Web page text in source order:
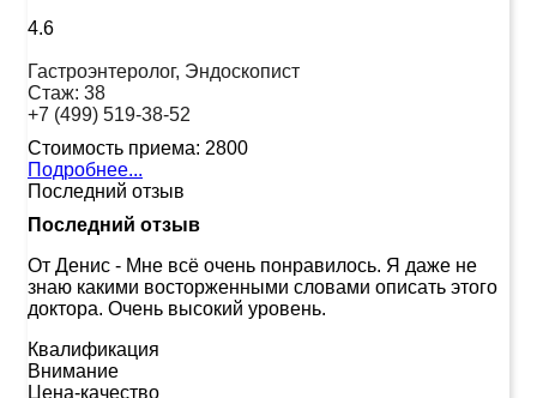
4.6
Гастроэнтеролог, Эндоскопист
Стаж: 38
+7 (499) 519-38-52
Стоимость приема: 2800
Подробнее...
Последний отзыв
Последний отзыв
От Денис - Мне всё очень понравилось. Я даже не
знаю какими восторженными словами описать этого
доктора. Очень высокий уровень.
Квалификация
Внимание
Цена-качество